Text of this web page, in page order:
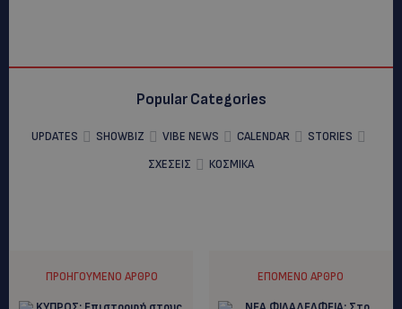
Popular Categories
UPDATES SHOWBIZ VIBE NEWS CALENDAR
STORIES
ΣΧΕΣΕΙΣ
ΚΟΣΜΙΚΑ
ΠΡΟΗΓΟΎΜΕΝΟ ΆΡΘΡΟ ΕΠΌΜΕΝΟ ΆΡΘΡΟ